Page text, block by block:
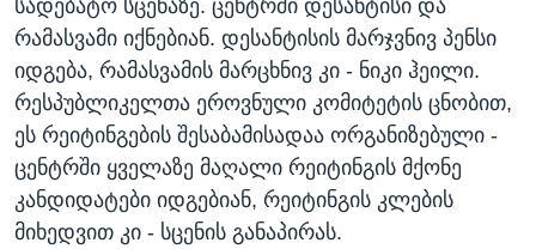
სადებატო სცენაზე. ცენტრში დესანტისი და
რამასვამი იქნებიან. დესანტისის მარჯვნივ პენსი
იდგება, რამასვამის მარცხნივ კი - ნიკი ჰეილი.
რესპუბლიკელთა ეროვნული კომიტეტის ცნობით,
ეს რეიტინგების შესაბამისადაა ორგანიზებული -
ცენტრში ყველაზე მაღალი რეიტინგის მქონე
კანდიდატები იდგებიან, რეიტინგის კლების
მიხედვით კი - სცენის განაპირას.